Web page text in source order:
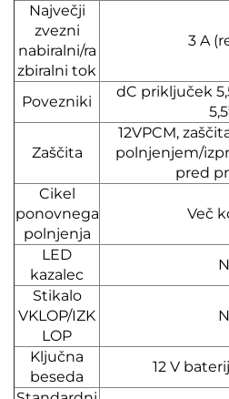
Največji
zvezni
nabiralni/ra
zbiralni tok
3 A
Povezniki
dC priključek
Zaščita
12VPCM,
polnjenjem/
pred
Cikel
ponovnega
polnjenja
Več
LED
kazalec
Stikalo
VKLOP/IZK
LOP
Ključna
beseda
12 V